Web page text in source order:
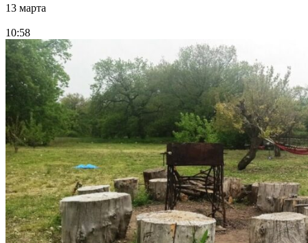
13 марта
10:58